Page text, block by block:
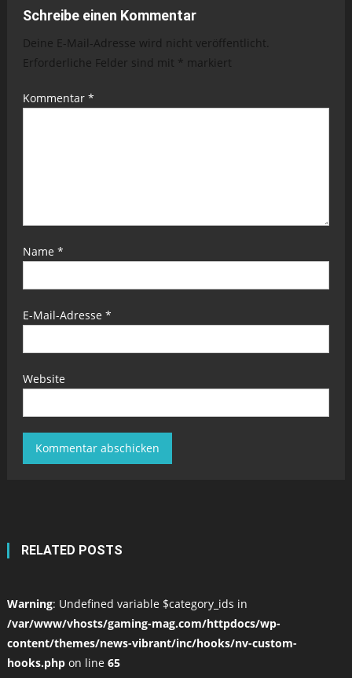
Schreibe einen Kommentar
Deine E-Mail-Adresse wird nicht veröffentlicht.
Erforderliche Felder sind mit * markiert
Kommentar *
Name *
E-Mail-Adresse *
Website
RELATED POSTS
Warning: Undefined variable $category_ids in
/var/www/vhosts/gaming-mag.com/httpdocs/wp-
content/themes/news-vibrant/inc/hooks/nv-custom-
hooks.phpon line 65